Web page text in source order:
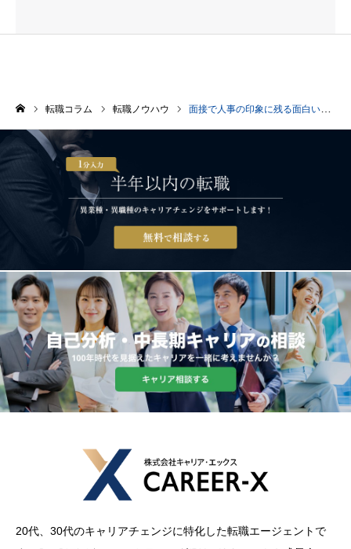
転職コラム 転職ノウハウ 面接で人事の印象に残る面白い逆質問21選！企業側の意図やNG質問も紹介
20代、30代のキャリアチェンジに特化した転職エージェントで